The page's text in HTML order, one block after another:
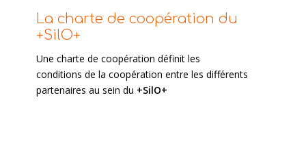
La charte de coopération du
+SilO+
Une charte de coopération définit les
conditions de la coopération entre les différents
partenaires au sein du +SilO+